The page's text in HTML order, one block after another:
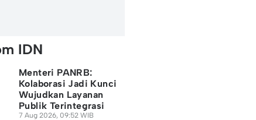
IDN
Menteri PANRB:
Kolaborasi Jadi Kunci
Wujudkan Layanan
Publik Terintegrasi
7 Aug 2026, 09:52 WIB